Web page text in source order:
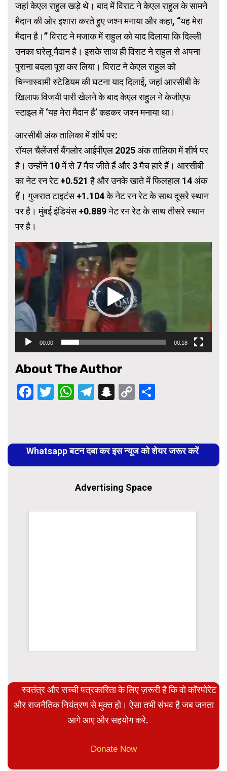
जहां केएल राहुल खड़े थे। बाद में विराट ने केएल राहुल के सामने
मैदान की ओर इशारा करते हुए जश्न मनाया और कहा, “यह मेरा
मैदान है।” विराट ने मजाक में राहुल को याद दिलाया कि दिल्ली
उनका घरेलू मैदान है। इसके साथ ही विराट ने राहुल से अपना
पुराना बदला पूरा कर लिया। विराट ने केएल राहुल को
चिन्नास्वामी स्टेडियम की घटना याद दिलाई, जहां आरसीबी के
खिलाफ विजयी पारी खेलने के बाद केएल राहुल ने केजीएफ
स्टाइल में ‘यह मेरा मैदान है’ कहकर जश्न मनाया था।
आरसीबी अंक तालिका में शीर्ष पर:
रॉयल चैलेंजर्स बैंगलोर आईपीएल 2025 अंक तालिका में शीर्ष पर
है। उन्होंने 10 में से 7 मैच जीते हैं और 3 मैच हारे हैं। आरसीबी
का नेट रन रेट +0.521 है और उनके खाते में फिलहाल 14 अंक
हैं। गुजरात टाइटंस +1.104 के नेट रन रेट के साथ दूसरे स्थान
पर है। मुंबई इंडियंस +0.889 नेट रन रेट के साथ तीसरे स्थान
पर है।
Video
Player
00:00 00:18
About The Author
Facebook
Twitter
WhatsApp
Telegram
Snapchat
Copy
Reading
Whatsapp बटन दबा कर इस न्यूज को शेयर जरूर करें
Advertising Space
स्वतंत्र और सच्ची पत्रकारिता के लिए ज़रूरी है कि वो कॉरपोरेट
और राजनैतिक नियंत्रण से मुक्त हो। ऐसा तभी संभव है जब जनता
आगे आए और सहयोग करे.
Donate Now